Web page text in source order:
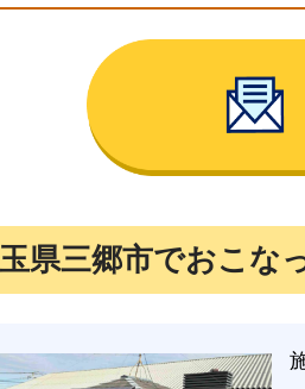
県三郷市でおこな